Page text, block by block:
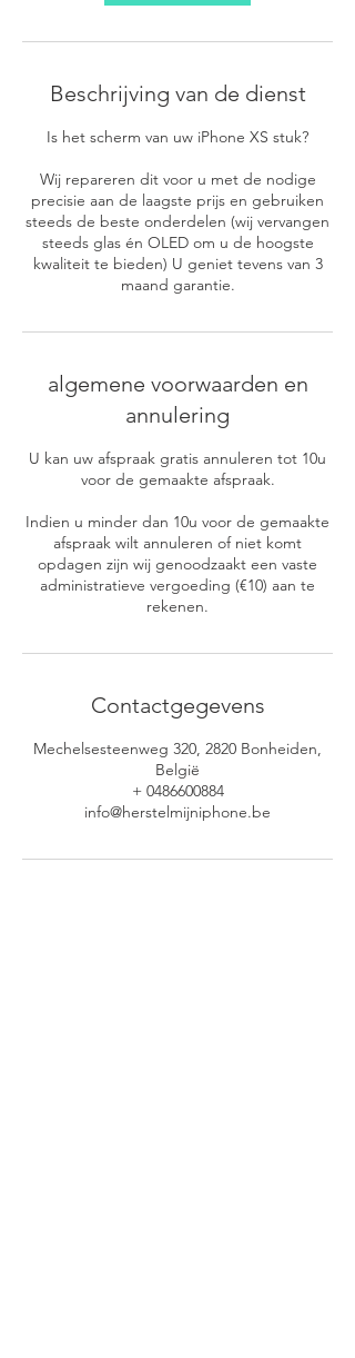
Beschrijving van de dienst
Is het scherm van uw iPhone XS stuk?
Wij repareren dit voor u met de nodige
precisie aan de laagste prijs en gebruiken
steeds de beste onderdelen (wij vervangen
steeds glas én OLED om u de hoogste
kwaliteit te bieden) U geniet tevens van 3
maand garantie.
algemene voorwaarden en
annulering
U kan uw afspraak gratis annuleren tot 10u
voor de gemaakte afspraak.
Indien u minder dan 10u voor de gemaakte
afspraak wilt annuleren of niet komt
opdagen zijn wij genoodzaakt een vaste
administratieve vergoeding (€10) aan te
rekenen.
Contactgegevens
Mechelsesteenweg 320, 2820 Bonheiden,
België
+ 0486600884
info@herstelmijniphone.be